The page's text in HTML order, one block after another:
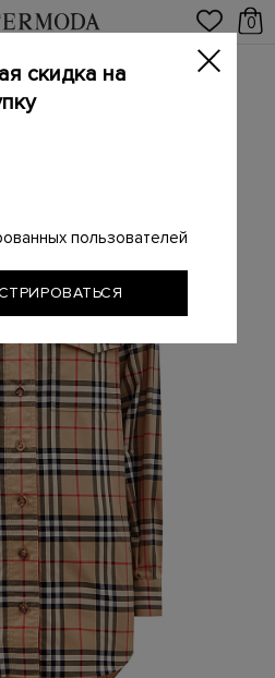
0
одежда
с принтом Vintage Check
скидка на
пользователей